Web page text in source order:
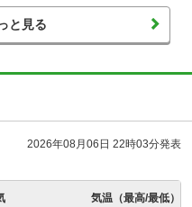
と見る
2026年08月06日 22時03分発表
気温（最高/最低）